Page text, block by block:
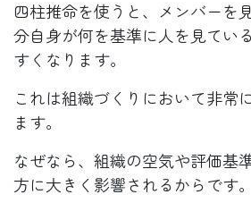
四柱推命を使うと、メンバーを
分自身が何を基準に人を見てい
すくなります。
これは組織づくりにおいて非常
ます。
なぜなら、組織の空気や評価基
方に大きく影響されるからです。